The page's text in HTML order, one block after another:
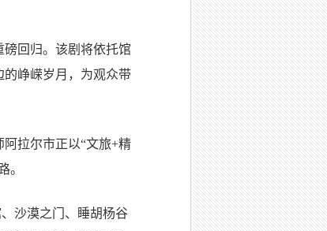
回归。该剧将依托馆
的峥嵘岁月，为观众带
拉尔市正以“文旅+精
。
沙漠之门、睡胡杨谷